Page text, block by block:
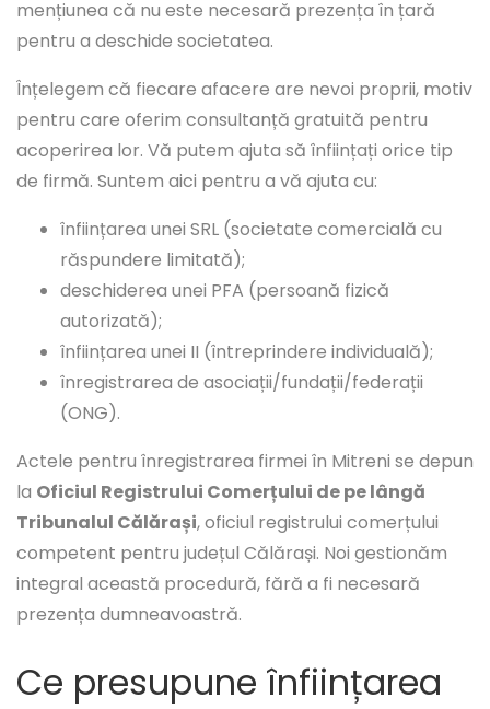
mențiunea că nu este necesară prezența în țară
pentru a deschide societatea.
Înțelegem că fiecare afacere are nevoi proprii, motiv
pentru care oferim consultanță gratuită pentru
acoperirea lor. Vă putem ajuta să înființați orice tip
de firmă. Suntem aici pentru a vă ajuta cu:
înființarea unei SRL (societate comercială cu
răspundere limitată);
deschiderea unei PFA (persoană fizică
autorizată);
înființarea unei II (întreprindere individuală);
înregistrarea de asociații/fundații/federații
(ONG).
Actele pentru înregistrarea firmei în Mitreni se depun
la Oficiul Registrului Comerțului de pe lângă
Tribunalul Călărași, oficiul registrului comerțului
competent pentru județul Călărași. Noi gestionăm
integral această procedură, fără a fi necesară
prezența dumneavoastră.
Ce presupune înființarea